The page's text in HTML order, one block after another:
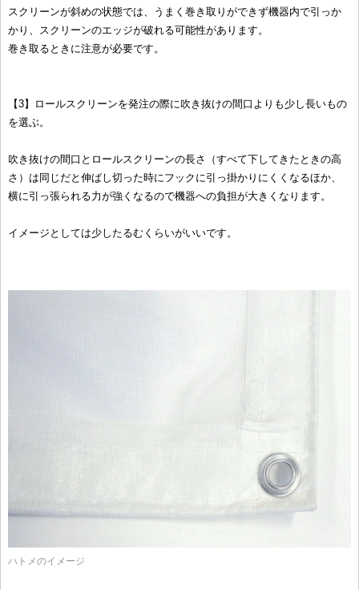
スクリーンが斜めの状態では、うまく巻き取りができず機器内で引っか
かり、スクリーンのエッジが破れる可能性があります。
巻き取るときに注意が必要です。
【3】ロールスクリーンを発注の際に吹き抜けの間口よりも少し長いもの
を選ぶ。
吹き抜けの間口とロールスクリーンの長さ（すべて下してきたときの高
さ）は同じだと伸ばし切った時にフックに引っ掛かりにくくなるほか、
横に引っ張られる力が強くなるので機器への負担が大きくなります。
イメージとしては少したるむくらいがいいです。
ハトメのイメージ